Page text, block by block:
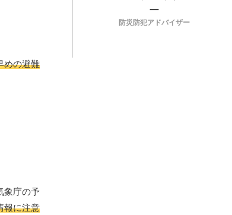
めの避難
象庁の予
報に注意
防災防犯アドバイザー